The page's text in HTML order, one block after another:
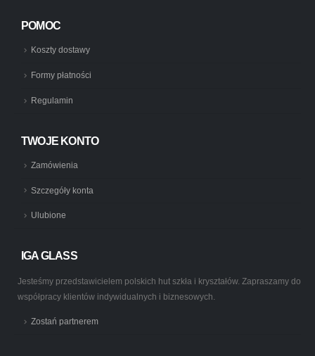
POMOC
Koszty dostawy
Formy płatności
Regulamin
TWOJE KONTO
Zamówienia
Szczegóły konta
Ulubione
IGA GLASS
Jesteśmy przedstawicielem polskich hut szkła i kryształów. Zapraszamy do
współpracy klientów indywidualnych i biznesowych.
Zostań partnerem